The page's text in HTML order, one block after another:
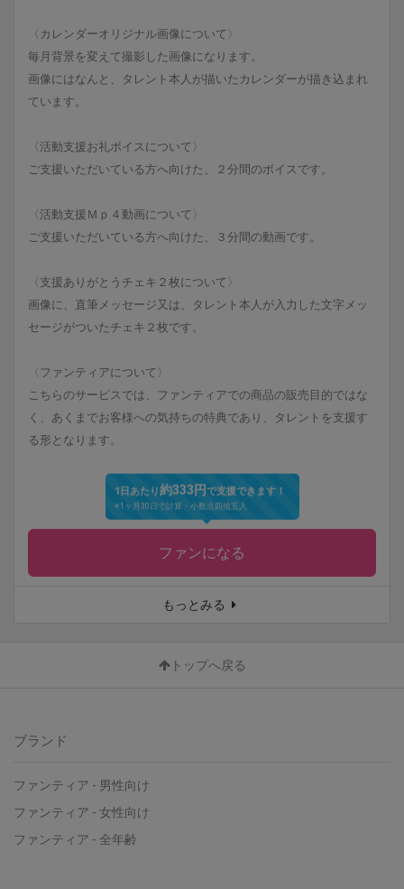
〈カレンダーオリジナル画像について〉
毎月背景を変えて撮影した画像になります。
画像にはなんと、タレント本人が描いたカレンダーが描き込まれ
ています。
〈活動支援お礼ボイスについて〉
ご支援いただいている方へ向けた、２分間のボイスです。
〈活動支援Ｍｐ４動画について〉
ご支援いただいている方へ向けた、３分間の動画です。
〈支援ありがとうチェキ２枚について〉
画像に、直筆メッセージ又は、タレント本人が入力した文字メッ
セージがついたチェキ２枚です。
〈ファンティアについて〉
こちらのサービスでは、ファンティアでの商品の販売目的ではな
く、あくまでお客様への気持ちの特典であり、タレントを支援す
る形となります。
1日あたり約333円で支援できます！
※1ヶ月30日で計算・小数点四捨五入
ファンになる
もっとみる
トップへ戻る
ブランド
ファンティア - 男性向け
ファンティア - 女性向け
ファンティア - 全年齢